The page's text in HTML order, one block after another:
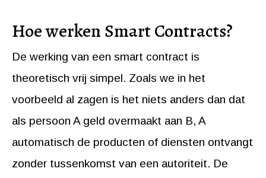
Hoe werken Smart Contracts?
De werking van een smart contract is
theoretisch vrij simpel. Zoals we in het
voorbeeld al zagen is het niets anders dan dat
als persoon A geld overmaakt aan B, A
automatisch de producten of diensten ontvangt
zonder tussenkomst van een autoriteit. De